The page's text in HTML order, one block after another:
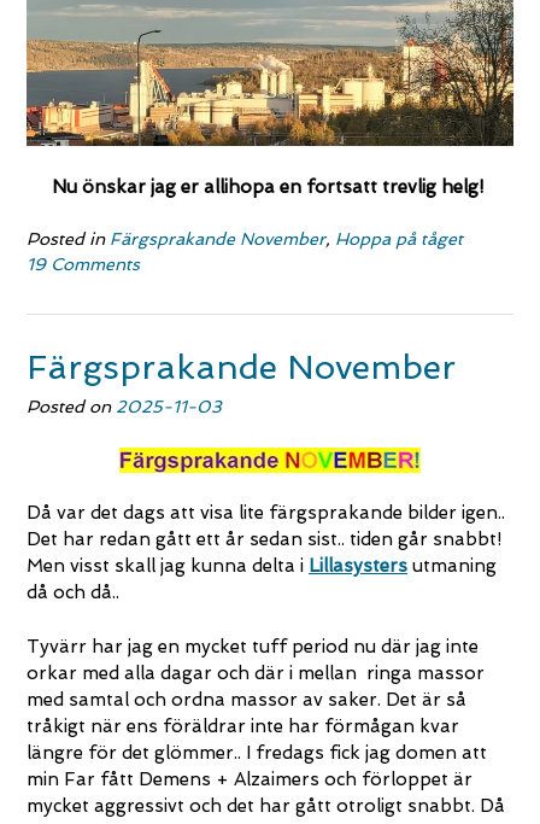
Nu önskar jag er allihopa en fortsatt trevlig helg!
Posted in Färgsprakande November, Hoppa på tåget
19 Comments
Färgsprakande November
Posted on 2025-11-03
Då var det dags att visa lite färgsprakande bilder igen..
Det har redan gått ett år sedan sist.. tiden går snabbt!
Men visst skall jag kunna delta i Lillasysters utmaning
då och då..
Tyvärr har jag en mycket tuff period nu där jag inte
orkar med alla dagar och där i mellan ringa massor
med samtal och ordna massor av saker. Det är så
tråkigt när ens föräldrar inte har förmågan kvar
längre för det glömmer.. I fredags fick jag domen att
min Far fått Demens + Alzaimers och förloppet är
mycket aggressivt och det har gått otroligt snabbt. Då